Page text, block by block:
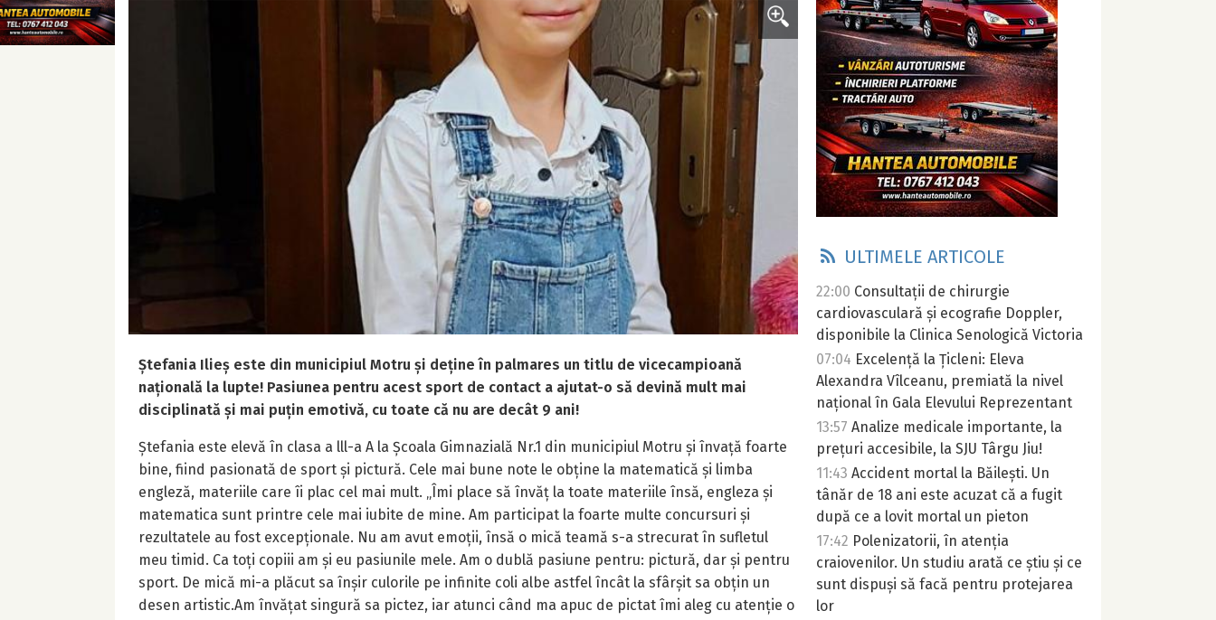
ULTIMELE ARTICOLE
22:00 Consultații de chirurgie
cardiovasculară și ecografie Doppler,
disponibile la Clinica Senologică Victoria
07:04 Excelență la Țicleni: Eleva
Alexandra Vîlceanu, premiată la nivel
național în Gala Elevului Reprezentant
13:57 Analize medicale importante, la
prețuri accesibile, la SJU Târgu Jiu!
11:43 Accident mortal la Băilești. Un
tânăr de 18 ani este acuzat că a fugit
după ce a lovit mortal un pieton
17:42 Polenizatorii, în atenția
craiovenilor. Un studiu arată ce știu și ce
sunt dispuși să facă pentru protejarea
lor
Ștefania Ilieș este din municipiul Motru și deține în palmares un titlu de vicecampioană
națională la lupte! Pasiunea pentru acest sport de contact a ajutat-o să devină mult mai
disciplinată și mai puțin emotivă, cu toate că nu are decât 9 ani!
Ștefania este elevă în clasa a lll-a A la Școala Gimnazială Nr.1 din municipiul Motru și învață foarte
bine, fiind pasionată de sport și pictură. Cele mai bune note le obține la matematică și limba
engleză, materiile care îi plac cel mai mult. „Îmi place să învăț la toate materiile însă, engleza și
matematica sunt printre cele mai iubite de mine. Am participat la foarte multe concursuri și
rezultatele au fost excepționale. Nu am avut emoții, însă o mică teamă s-a strecurat în sufletul
meu timid. Ca toți copiii am și eu pasiunile mele. Am o dublă pasiune pentru: pictură, dar și pentru
sport. De mică mi-a plăcut sa înșir culorile pe infinite coli albe astfel încât la sfârșit sa obțin un
desen artistic.Am învățat singură sa pictez, iar atunci când ma apuc de pictat îmi aleg cu atenție o